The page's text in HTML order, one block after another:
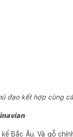
đạo kết hợp cùng
Bắc Âu. Và gỗ